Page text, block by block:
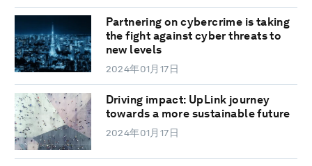
Partnering on cybercrime is taking
the fight against cyber threats to
new levels
2024年01月17日
Driving impact: UpLink journey
towards a more sustainable future
2024年01月17日